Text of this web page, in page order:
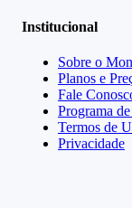
Institucional
Sobre o
Planos e
Fale
Programa
Termos de
Privacidade